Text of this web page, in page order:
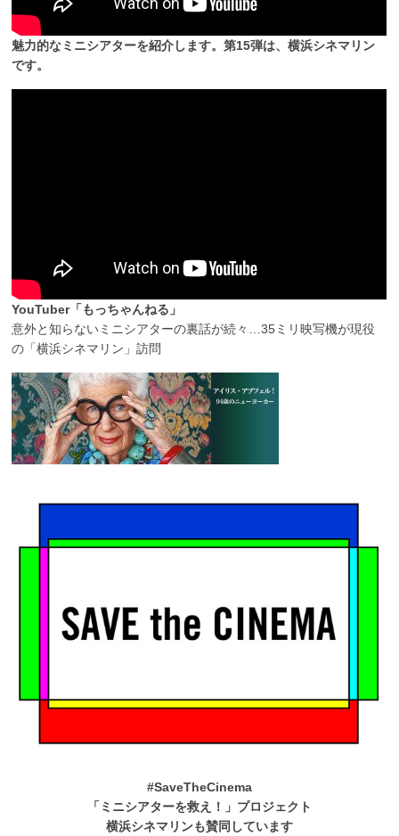
魅力的なミニシアターを紹介します。第15弾は、横浜シネマリン
です。
YouTuber「もっちゃんねる」
意外と知らないミニシアターの裏話が続々…35ミリ映写機が現役
の「横浜シネマリン」訪問
#SaveTheCinema
「ミニシアターを救え！」プロジェクト
横浜シネマリンも賛同しています